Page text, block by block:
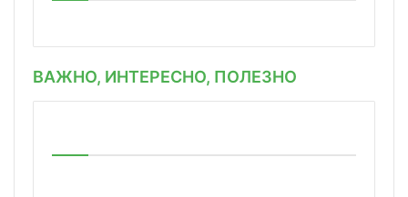
ВАЖНО, ИНТЕРЕСНО, ПОЛЕЗНО